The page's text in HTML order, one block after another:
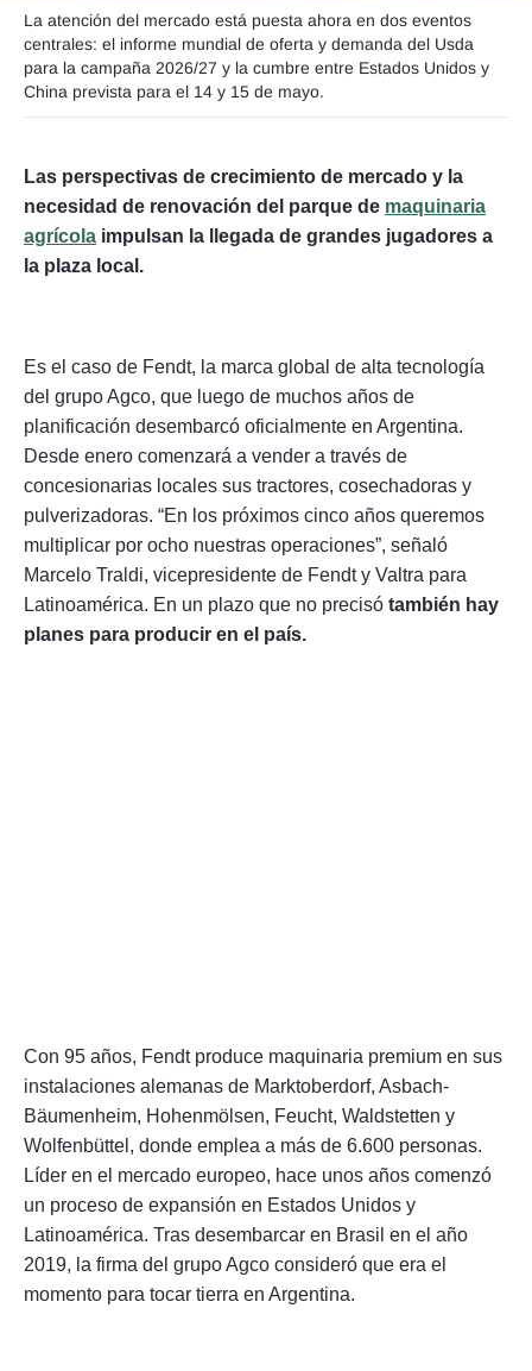
La atención del mercado está puesta ahora en dos eventos
centrales: el informe mundial de oferta y demanda del Usda
para la campaña 2026/27 y la cumbre entre Estados Unidos y
China prevista para el 14 y 15 de mayo.
Las perspectivas de crecimiento de mercado y la
necesidad de renovación del parque de maquinaria
agrícola impulsan la llegada de grandes jugadores a
la plaza local.
Es el caso de Fendt, la marca global de alta tecnología
del grupo Agco, que luego de muchos años de
planificación desembarcó oficialmente en Argentina.
Desde enero comenzará a vender a través de
concesionarias locales sus tractores, cosechadoras y
pulverizadoras. “En los próximos cinco años queremos
multiplicar por ocho nuestras operaciones”, señaló
Marcelo Traldi, vicepresidente de Fendt y Valtra para
Latinoamérica. En un plazo que no precisó también hay
planes para producir en el país.
Con 95 años, Fendt produce maquinaria premium en sus
instalaciones alemanas de Marktoberdorf, Asbach-
Bäumenheim, Hohenmölsen, Feucht, Waldstetten y
Wolfenbüttel, donde emplea a más de 6.600 personas.
Líder en el mercado europeo, hace unos años comenzó
un proceso de expansión en Estados Unidos y
Latinoamérica. Tras desembarcar en Brasil en el año
2019, la firma del grupo Agco consideró que era el
momento para tocar tierra en Argentina.